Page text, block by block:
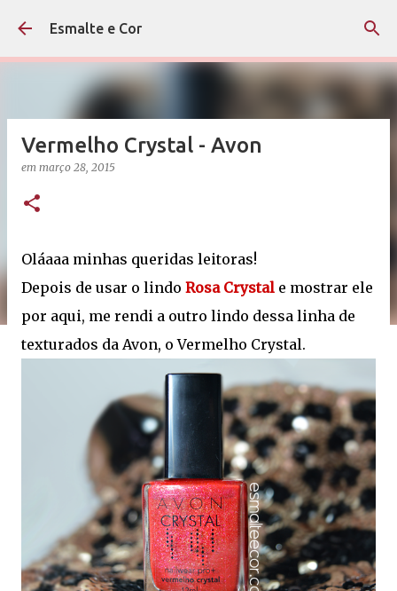
Pular para o conteúdo principal
Esmalte e Cor
Vermelho Crystal - Avon
em março 28, 2015
Oláaaa minhas queridas leitoras!
Depois de usar o lindo Rosa Crystal e mostrar ele
por aqui, me rendi a outro lindo dessa linha de
texturados da Avon, o Vermelho Crystal.